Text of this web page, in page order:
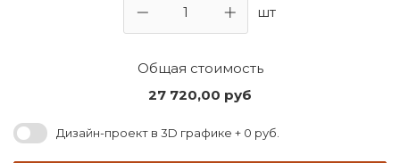
шт
Общая стоимость
27 720,00 руб
Дизайн-проект в 3D графике + 0 руб.